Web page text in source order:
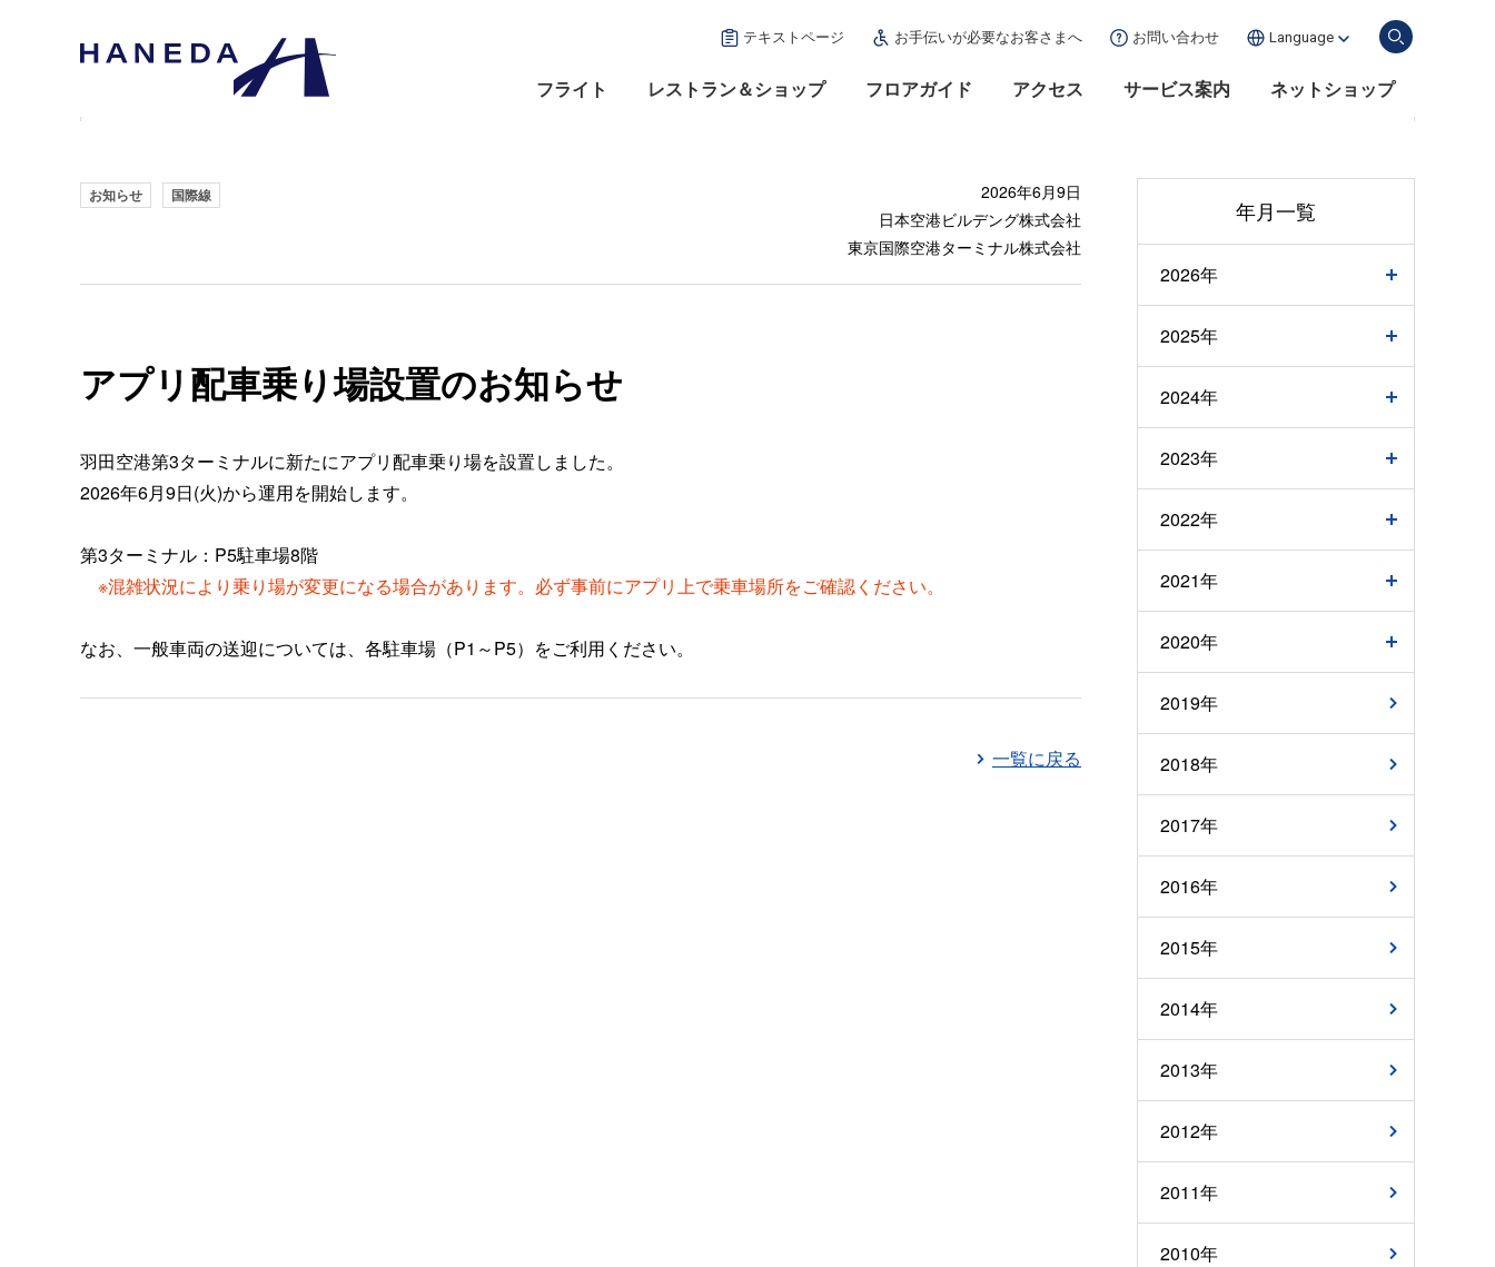
フライト レストラン＆ショップ フロアガイド アクセス サービス案内 ネットショップ
テキストページ お手伝いが必要なお客さまへ お問い合わせ Language
お知らせ 国際線
2026年6月9日
日本空港ビルデング株式会社
東京国際空港ターミナル株式会社
アプリ配車乗り場設置のお知らせ
羽田空港第3ターミナルに新たにアプリ配車乗り場を設置しました。
2026年6月9日(火)から運用を開始します。
第3ターミナル：P5駐車場8階
※混雑状況により乗り場が変更になる場合があります。必ず事前にアプリ上で乗車場所をご確認ください。
なお、一般車両の送迎については、各駐車場（P1～P5）をご利用ください。
一覧に戻る
年月一覧
2026年
2025年
2024年
2023年
2022年
2021年
2020年
2019年
2018年
2017年
2016年
2015年
2014年
2013年
2012年
2011年
2010年